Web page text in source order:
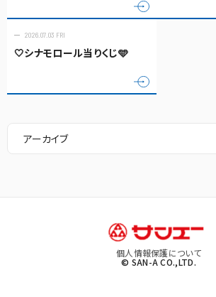
2026.07.03 FRI
🤍シナモロール当りくじ🩵
アーカイブ
個人情報保護について
© SAN-A CO.,LTD.